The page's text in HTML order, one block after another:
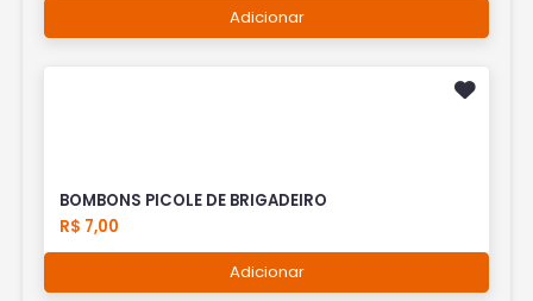
Adicionar
BOMBONS PICOLE DE BRIGADEIRO
R$ 7,00
Adicionar